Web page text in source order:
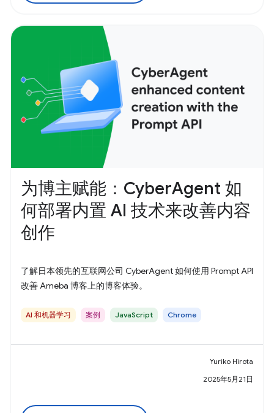
为博主赋能：CyberAgent 如
何部署内置 AI 技术来改善内容
创作
了解日本领先的互联网公司 CyberAgent 如何使用 Prompt API
改善 Ameba 博客上的博客体验。
AI 和机器学习 案例 JavaScript Chrome
Yuriko Hirota
2025年5月21日